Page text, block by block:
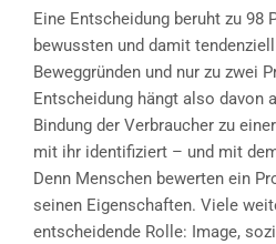
Eine Entscheidung beruht zu 98
bewussten und damit
Beweggründen und nur zu zwei
Entscheidung hängt also davon
Bindung der Verbraucher zu
mit ihr identifiziert – und mit
Denn Menschen bewerten ein
seinen Eigenschaften. Viele
entscheidende Rolle: Image,